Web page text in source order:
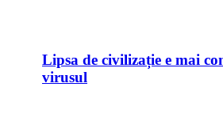
Lipsa de civilizație e mai
virusul